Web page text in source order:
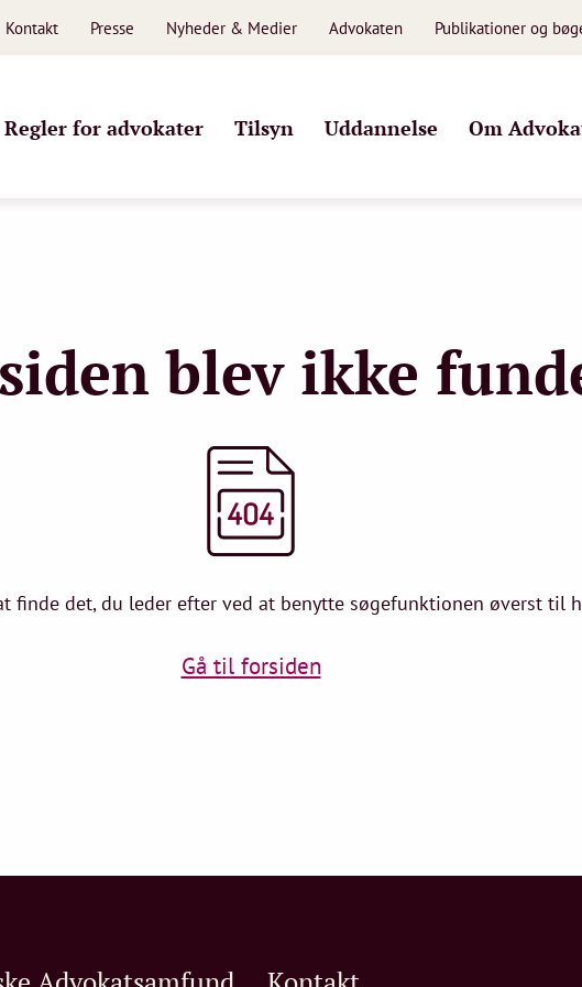
Kontakt Presse Nyheder & Medier Advokaten Publikationer og
Regler for advokater Tilsyn Uddannelse Om
blev ikke
finde det, du leder efter ved at benytte søgefunktionen øverst til
Gå til forsiden